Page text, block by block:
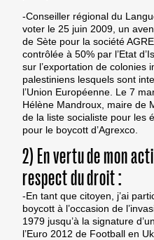
-Conseiller régional du
voter le 25 juin 2009, un
de Sète pour la société
contrôlée à 50% par l’Etat
sur l’exportation de colonies
palestiniens lesquels sont
l’Union Européenne. Le 7
Hélène Mandroux, maire de
de la liste socialiste pour les
pour le boycott d’Agrexco.
2) En vertu de mon
respect du droit :
-En tant que citoyen, j’ai
boycott à l’occasion de
1979 jusqu’à la signature
l’Euro 2012 de Football en